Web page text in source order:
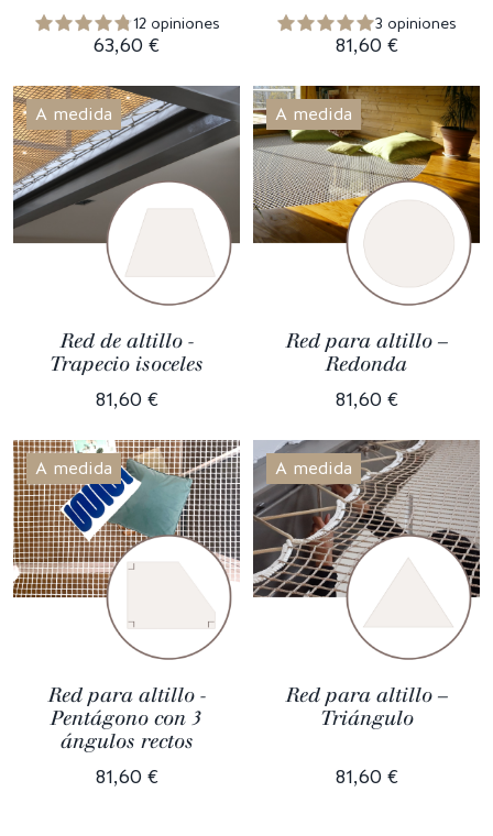
12 opiniones
63,60 €
3 opiniones
81,60 €
A medida
Red de altillo -
Trapecio isoceles
81,60 €
A medida
Red para altillo –
Redonda
81,60 €
A medida
Red para altillo -
Pentágono con 3
ángulos rectos
81,60 €
A medida
Red para altillo –
Triángulo
81,60 €